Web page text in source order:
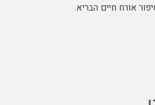
אורח חיים הבריא.